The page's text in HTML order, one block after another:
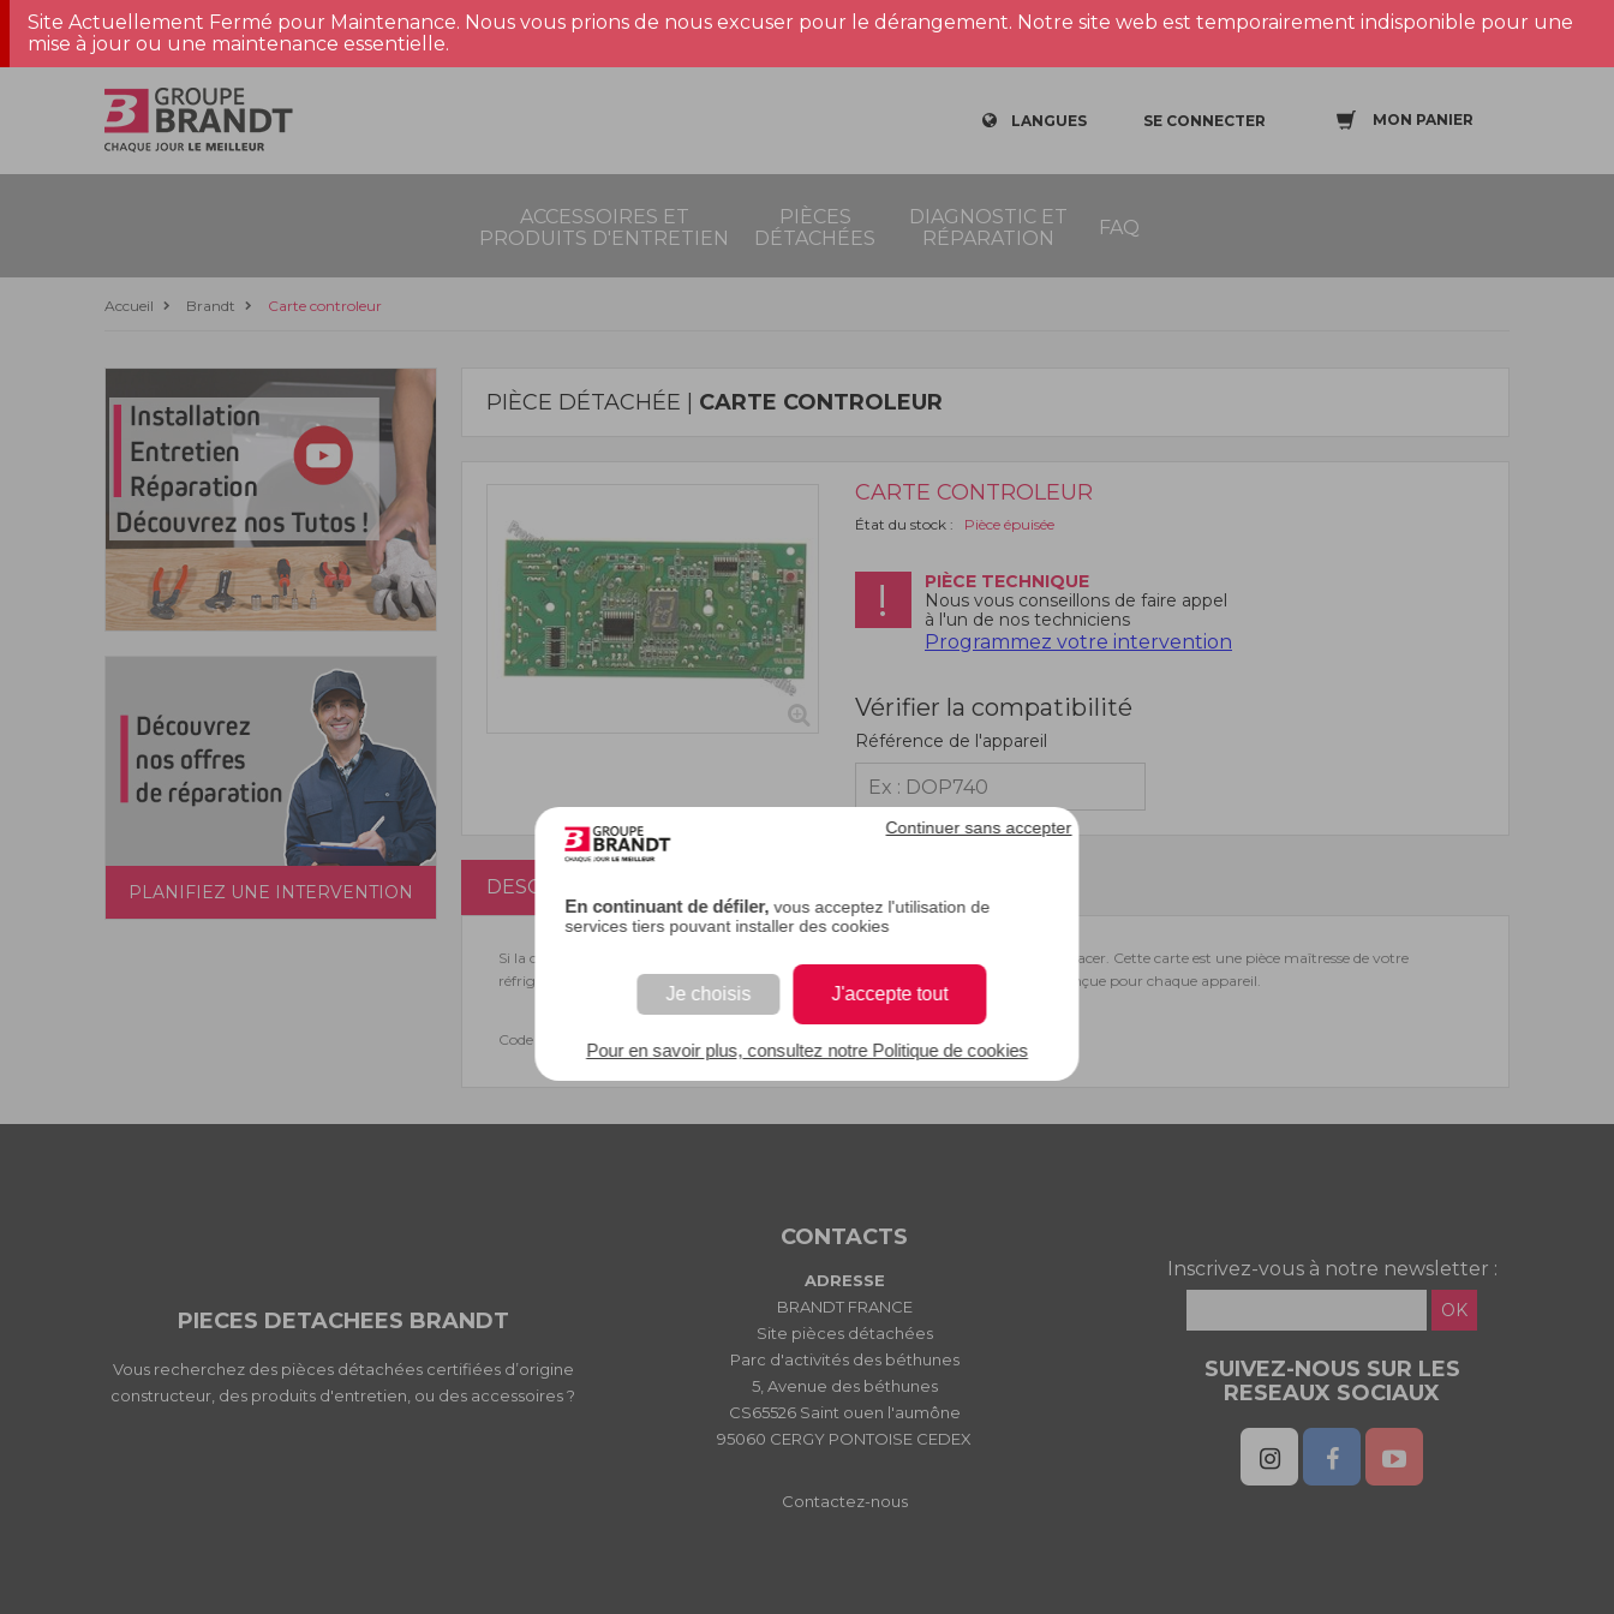
En continuant de défiler, vous acceptez l'utilisation de
services tiers pouvant installer des cookies
Je choisis J'accepte tout
Continuer sans accepter
Pour en savoir plus, consultez notre Politique de cookies
Site Actuellement Fermé pour Maintenance. Nous vous prions de nous excuser pour le dérangement. Notre site web est temporairement indisponible pour une
mise à jour ou une maintenance essentielle.
LANGUES SE CONNECTER MON PANIER
ACCESSOIRES ET
PRODUITS D'ENTRETIEN
PIÈCES
DÉTACHÉES
DIAGNOSTIC ET
RÉPARATION
FAQ
Accueil Brandt Carte controleur
PLANIFIEZ UNE INTERVENTION
PIÈCE DÉTACHÉE | CARTE CONTROLEUR
CARTE CONTROLEUR
État du stock : Pièce épuisée
PIÈCE TECHNIQUE
Nous vous conseillons de faire appel
à l'un de nos techniciens
Programmez votre intervention
Vérifier la compatibilité
Référence de l'appareil
DESCRIPTION
Si la carte contrôleur de votre réfrigérateur ne fonctionne plus, vous pouvez la remplacer. Cette carte est une pièce maîtresse de votre
réfrigérateur, car elle en contrôle ses fonctions électroniques. Elle est spécialement conçue pour chaque appareil.
Code EAN : 3251430213226
PIECES DETACHEES BRANDT
Vous recherchez des pièces détachées certifiées d’origine
constructeur, des produits d'entretien, ou des accessoires ?
CONTACTS
ADRESSE
BRANDT FRANCE
Site pièces détachées
Parc d'activités des béthunes
5, Avenue des béthunes
CS65526 Saint ouen l'aumône
95060 CERGY PONTOISE CEDEX
Contactez-nous
Inscrivez-vous à notre newsletter :
OK
SUIVEZ-NOUS SUR LES
RESEAUX SOCIAUX